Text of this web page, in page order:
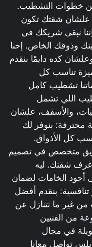
خطوات التشطيب.
علشان شقتك تكون
إننا نبقى شريكك في
وذوقك الخاص. إحنا
كده دايمًا بنقدم
تناسب كل
تشطيب كامل
اللي تشمل
والأسقف، علشان
محترفة: بنوفر لك
كل الأذواق.
متخصص في تصميم
غرف شقتك. ليه
أجود الخامات لضمان
بنقدم أفضل
من غير ما نتنازل عن
من الفنيين
في مجال
تواصل معانا